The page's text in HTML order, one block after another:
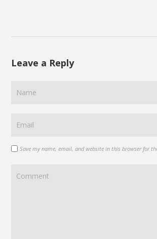
Leave a Reply
Save my name, email, and website in this browser for